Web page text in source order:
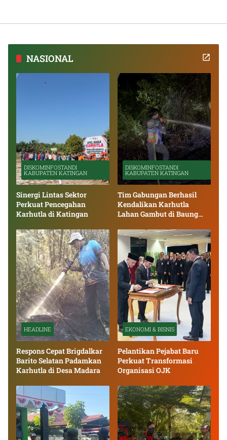
NASIONAL
DISKOMINFOSTANDI
KABUPATEN KATINGAN
Sinergi Lintas Sektor
Perkuat Pencegahan
Karhutla di Katingan
DISKOMINFOSTANDI
KABUPATEN KATINGAN
Tim Gabungan Berhasil
Kendalikan Karhutla
Lahan Gambut di Baung
HEADLINE
Respons Cepat Brigdalkar
Barito Selatan Padamkan
Karhutla di Desa Madara
EKONOMI & BISNIS
Pelantikan Pejabat Baru
Perkuat Transformasi
Organisasi OJK